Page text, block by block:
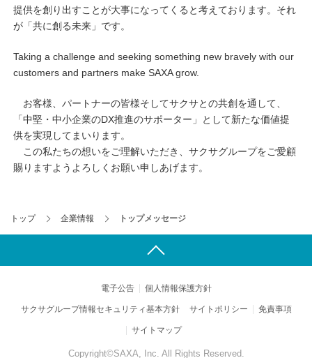
トップ 企業情報 トップメッセージ
提供を創り出すことが大事になってくると考えております。それ
が「共に創る未来」です。
Taking a challenge and seeking something new bravely with our
customers and partners make SAXA grow.
お客様、パートナーの皆様そしてサクサとの共創を通して、
「中堅・中小企業のDX推進のサポーター」として新たな価値提
供を実現してまいります。
この私たちの想いをご理解いただき、サクサグループをご愛顧
賜りますようよろしくお願い申しあげます。
電子公告 個人情報保護方針
サクサグループ情報セキュリティ基本方針 サイトポリシー 免責事項
サイトマップ
Copyright©SAXA, Inc. All Rights Reserved.